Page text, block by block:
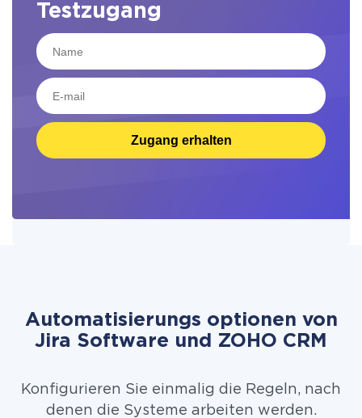
Testzugang
Zugang erhalten
Automatisierungs optionen von
Jira Software und ZOHO CRM
Konfigurieren Sie einmalig die Regeln, nach
denen die Systeme arbeiten werden.